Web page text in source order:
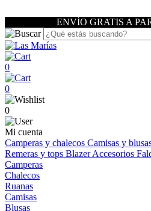
ENVÍO GRATIS A
0
0
0
Mi cuenta
Camperas y chalecos Camisas y
Remeras y tops BlazerAccesorios
Camperas
Chalecos
Ruanas
Camisas
Blusas